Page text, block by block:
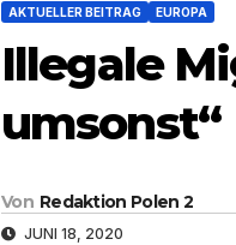
AKTUELLER BEITRAG EUROPA
Illegale
umsonst“
Von Redaktion Polen 2
JUNI 18, 2020